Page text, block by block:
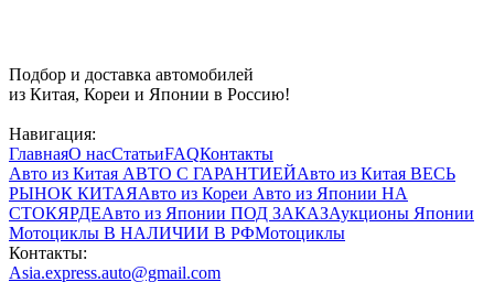
Подбор и доставка автомобилей
из Китая, Кореи и Японии в Россию!
Навигация:
ГлавнаяО насСтатьиFAQКонтакты
Авто из Китая АВТО С ГАРАНТИЕЙАвто из Китая ВЕСЬ
РЫНОК КИТАЯАвто из Кореи Авто из Японии НА
СТОКЯРДЕАвто из Японии ПОД ЗАКАЗАукционы Японии
Мотоциклы В НАЛИЧИИ В РФМотоциклы
Контакты:
Asia.express.auto@gmail.com